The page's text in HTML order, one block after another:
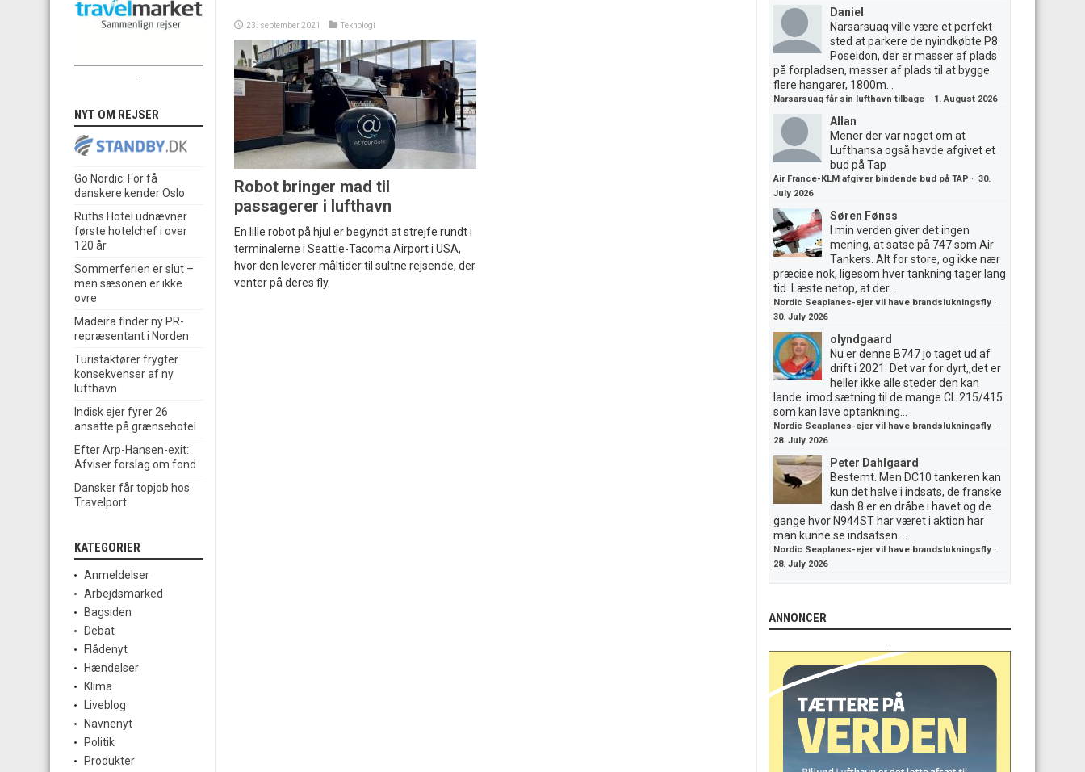
23. september 2021 Teknologi
Robot bringer mad til
passagerer i lufthavn
En lille robot på hjul er begyndt at strejfe rundt i
terminalerne i Seattle-Tacoma Airport i USA,
hvor den leverer måltider til sultne rejsende, der
venter på deres fly.
NYT OM REJSER
Go Nordic: For få
danskere kender Oslo
Ruths Hotel udnævner
første hotelchef i over
120 år
Sommerferien er slut –
men sæsonen er ikke
ovre
Madeira finder ny PR-
repræsentant i Norden
Turistaktører frygter
konsekvenser af ny
lufthavn
Indisk ejer fyrer 26
ansatte på grænsehotel
Efter Arp-Hansen-exit:
Afviser forslag om fond
Dansker får topjob hos
Travelport
KATEGORIER
Anmeldelser
Arbejdsmarked
Bagsiden
Debat
Flådenyt
Hændelser
Klima
Liveblog
Navnenyt
Politik
Produkter
Daniel
Narsarsuaq ville være et perfekt
sted at parkere de nyindkøbte P8
Poseidon, der er masser af plads
på forpladsen, masser af plads til at bygge
flere hangarer, 1800m...
Narsarsuaq får sin lufthavn tilbage · 1. August 2026
Allan
Mener der var noget om at
Lufthansa også havde afgivet et
bud på Tap
Air France-KLM afgiver bindende bud på TAP · 30.
July 2026
Søren Fønss
I min verden giver det ingen
mening, at satse på 747 som Air
Tankers. Alt for store, og ikke nær
præcise nok, ligesom hver tankning tager lang
tid. Læste netop, at der...
Nordic Seaplanes-ejer vil have brandslukningsfly ·
30. July 2026
olyndgaard
Nu er denne B747 jo taget ud af
drift i 2021. Det var for dyrt,,det er
heller ikke alle steder den kan
lande..imod sætning til de mange CL 215/415
som kan lave optankning...
Nordic Seaplanes-ejer vil have brandslukningsfly ·
28. July 2026
Peter Dahlgaard
Bestemt. Men DC10 tankeren kan
kun det halve i indsats, de franske
dash 8 er en dråbe i havet og de
gange hvor N944ST har været i aktion har
man kunne se indsatsen....
Nordic Seaplanes-ejer vil have brandslukningsfly ·
28. July 2026
ANNONCER